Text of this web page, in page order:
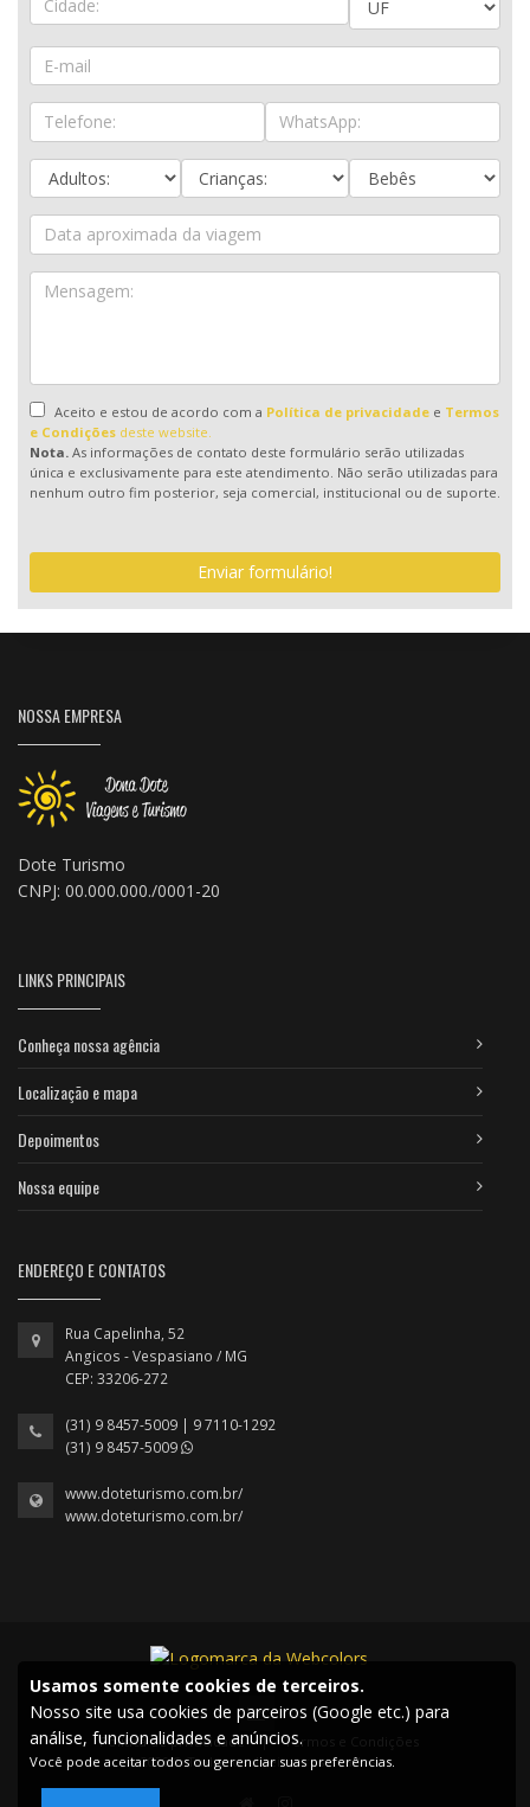
Aceito e estou de acordo com a Política de privacidadee Termos
e Condições deste website.
Nota. As informações de contato deste formulário serão utilizadas
única e exclusivamente para este atendimento. Não serão utilizadas para
nenhum outro fim posterior, seja comercial, institucional ou de suporte.
Enviar formulário!
NOSSA EMPRESA
Dote Turismo
CNPJ: 00.000.000./0001-20
LINKS PRINCIPAIS
Conheça nossa agência
Localização e mapa
Depoimentos
Nossa equipe
ENDEREÇO E CONTATOS
Rua Capelinha, 52
Angicos - Vespasiano / MG
CEP: 33206-272
(31) 9 8457-5009 | 9 7110-1292
(31) 9 8457-5009
www.doteturismo.com.br/
www.doteturismo.com.br/
Política de privacidade |
Termos e Condições
2026 © Todos os direitos reservados.
Usamos somente cookies de terceiros.
Nosso site usa cookies de parceiros (Google etc.) para
análise, funcionalidades e anúncios.
Você pode aceitar todos ou gerenciar suas preferências.